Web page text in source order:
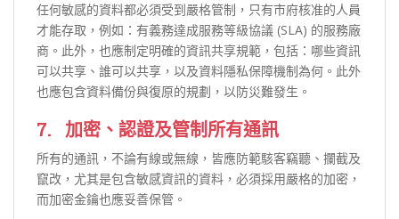
任何敏感的資料都必須受到嚴格管制，只有市府核准的人員
才能存取，例如：有義務達成服務等級協議 (SLA) 的服務廠
商。此外，也應制定明確的資訊共享規範，包括：哪些資訊
可以共享、誰可以共享，以及資料隱私保障機制為何。此外
也應包含資料備份與復原的規劃，以防災難發生。
7. 加密、認證及管制所有通訊
所有的通訊，不論有線或無線，皆應防範駭客竊聽、攔截及
竄改，尤其是包含敏感資訊的資料，必須採用嚴格的加密，
而加密金鑰也應妥善保管。